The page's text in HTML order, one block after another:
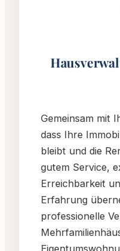
Gemeinsam mit
dass Ihre
bleibt und die
gutem Service,
Erreichbarkeit
Erfahrung
professionelle